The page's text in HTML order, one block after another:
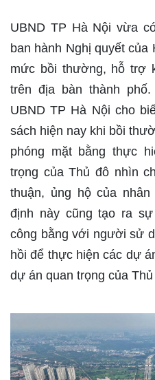
UBND TP Hà Nội vừa
ban hành Nghị quyết
mức bồi thường, hỗ trợ
trên địa bàn thành
UBND TP Hà Nội cho
sách hiện nay khi bồi
phóng mặt bằng thực
trọng của Thủ đô nhìn
thuận, ủng hộ của
định này cũng tạo ra
công bằng với người sử
hồi để thực hiện các dự
dự án quan trọng của Thủ